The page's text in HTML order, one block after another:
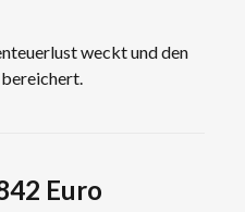
weckt und den
Euro